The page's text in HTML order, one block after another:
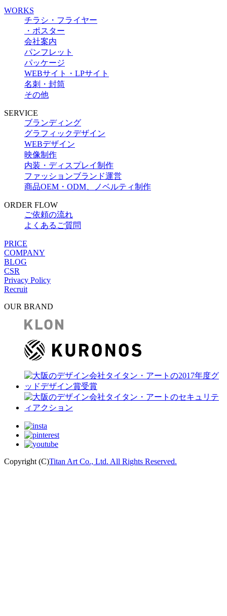
WORKS
チラシ・フライヤー
・ポスター
会社案内
パンフレット
パッケージ
WEBサイト・LPサイト
名刺・封筒
その他
SERVICE
ブランディング
グラフィックデザイン
WEBデザイン
映像制作
内装・ディスプレイ制作
ファッションブランド運営
商品OEM・ODM、ノベルティ制作
ORDER FLOW
ご依頼の流れ
よくあるご質問
PRICE
COMPANY
BLOG
CSR
Privacy Policy
Recruit
OUR BRAND
Copyright (C)Titan Art Co., Ltd. All Rights Reserved.